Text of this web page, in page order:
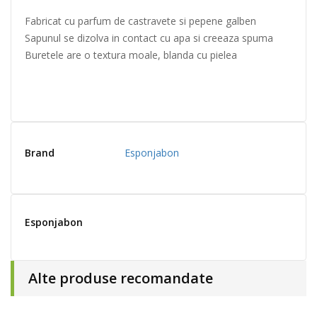
Fabricat cu parfum de castravete si pepene galben
Sapunul se dizolva in contact cu apa si creeaza spuma
Buretele are o textura moale, blanda cu pielea
Brand Esponjabon
Esponjabon
Alte produse recomandate